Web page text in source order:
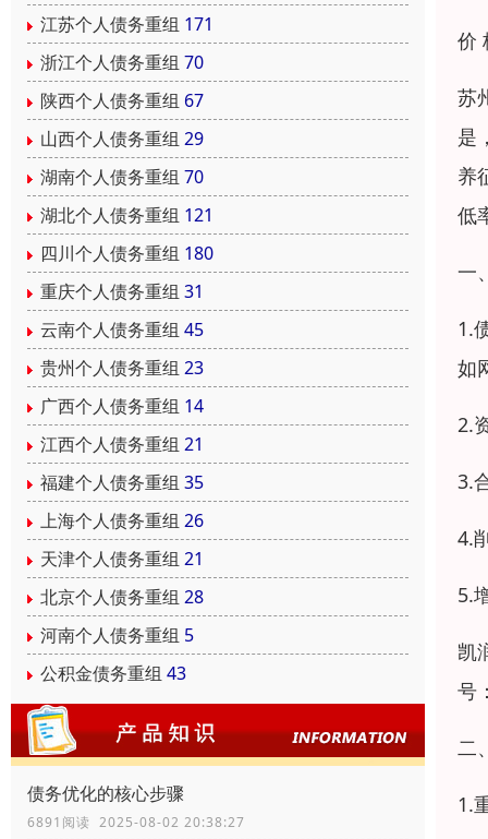
江苏个人债务重组 171
浙江个人债务重组 70
陕西个人债务重组 67
山西个人债务重组 29
湖南个人债务重组 70
湖北个人债务重组 121
四川个人债务重组 180
重庆个人债务重组 31
云南个人债务重组 45
贵州个人债务重组 23
广西个人债务重组 14
江西个人债务重组 21
福建个人债务重组 35
上海个人债务重组 26
天津个人债务重组 21
北京个人债务重组 28
河南个人债务重组 5
公积金债务重组 43
债务优化的核心步骤
6891阅读 2025-08-02 20:38:27
价
苏
是
养
低
一
1.
如
2.
3.
4.
5.
凯
号
二
1.